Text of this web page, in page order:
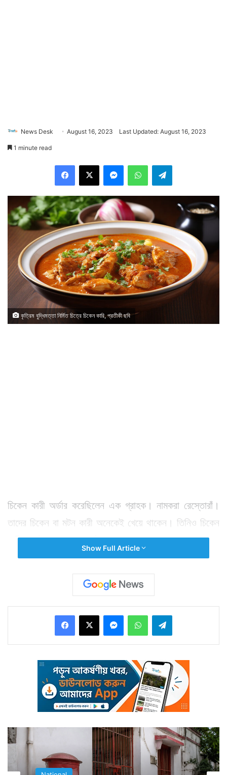
News Desk August 16, 2023 Last Updated: August 16, 2023
1 minute read
কৃত্রিম বুদ্ধিমত্তা নির্মিত চিত্রে চিকেন কারি, প্রতীকী ছবি
চিকেন কারী অর্ডার করেছিলেন এক গ্রাহক। নামকরা রেস্তোরাঁ।
তাদের চিকেন বা মটন কারী অনেকেই খেয়ে থাকেন। তিনিও চিকেন
কারী অর্ডার দেওয়ার পর কিছুক্ষণ অপেক্ষা করেন। তারপর চলে
আসে খাবার। অতিথি কারীর মধ্যে থেকে চিকেনের টুকরো ছিঁড়ে
খাওয়ার পর তাঁর মনে হয় যা খাচ্ছেন তা চিকেন নয়। কি খাচ্ছেন
তিনি? সেটাই খতিয়ে দেখার জন্য যে টুকরো থেকে তিনি খেয়েছিলেন
সেটি কারীর মধ্যে থেকে বার করেন।
Show Full Article